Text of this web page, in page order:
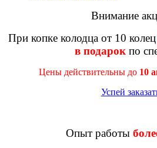
Внимание
При копке колодца от 10 колец
в подарок по
Цены действительны до 10
Успей
Опыт работы